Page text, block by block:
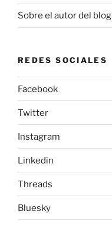
Sobre el autor del blog
REDES SOCIALES
Facebook
Twitter
Instagram
Linkedin
Threads
Bluesky